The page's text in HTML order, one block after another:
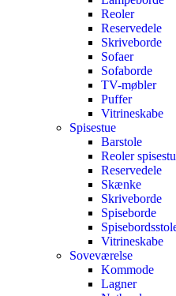
Reoler
Reservedele
Skriveborde
Sofaer
Sofaborde
TV-møbler
Puffer
Vitrineskabe
Spisestue
Barstole
Reoler
Reservedele
Skænke
Skriveborde
Spiseborde
Vitrineskabe
Soveværelse
Kommode
Lagner